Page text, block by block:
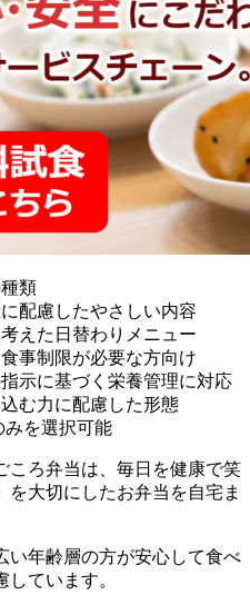
類
配慮したやさしい内容
えた日替わりメニュー
事制限が必要な方向け
示に基づく栄養管理に対応
む力に配慮した形態
を選択可能
ころ弁当は、毎日を健康で笑
大切にしたお弁当を自宅ま
い年齢層の方が安心して食べ
ています。